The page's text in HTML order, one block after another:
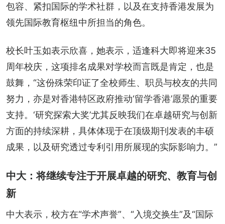
包容、紧扣国际的学术社群，以及在支持香港发展为
领先国际教育枢纽中所担当的角色。
校长叶玉如表示欣喜，她表示，适逢科大即将迎来35
周年校庆，这项排名成果对学校而言既是肯定，也是
鼓舞，“这份殊荣印证了全校师生、职员与校友的共同
努力，亦是对香港特区政府推动‘留学香港’愿景的重要
支持。‘研究探索大奖’尤其反映我们在卓越研究与创新
方面的持续深耕，具体体现于在顶级期刊发表的丰硕
成果，以及研究透过专利引用所展现的实际影响力。”
中大：将继续专注于开展卓越的研究、教育与创
新
中大表示，校方在“学术声誉”、“入境交换生”及“国际